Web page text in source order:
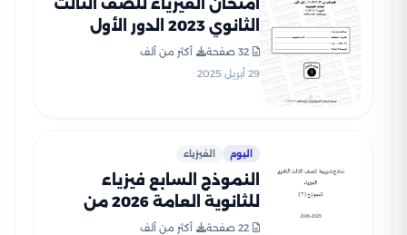
امتحان الفيزياء للصف الثالث
الثانوي 2023 الدور الأول
بصيغة PDF مع نموذج الإجابة
32 صفحة
أكثر من ألف
29 أبريل 2025
اليوم الفيزياء
النموذج السابع فيزياء
للثانوية العامة 2026 من
نماذج وزارة التعليم
22 صفحة
أكثر من ألف